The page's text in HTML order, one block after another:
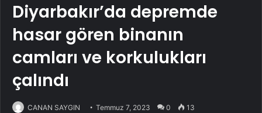
Diyarbakır’da depremde
hasar gören binanın
camları ve korkulukları
çalındı
CANAN SAYGIN Temmuz 7, 2023 0 13